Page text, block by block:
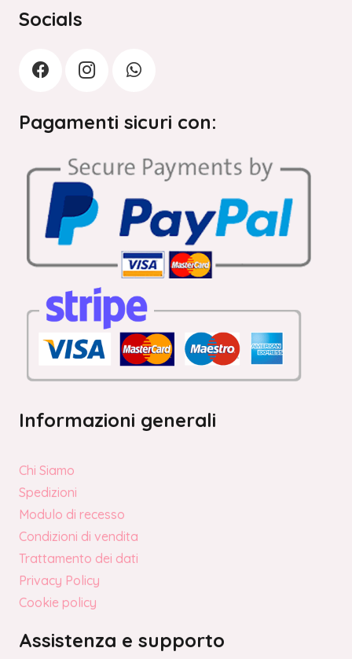
Socials
Pagamenti sicuri con:
Informazioni generali
Chi Siamo
Spedizioni
Modulo di recesso
Condizioni di vendita
Trattamento dei dati
Privacy Policy
Cookie policy
Assistenza e supporto